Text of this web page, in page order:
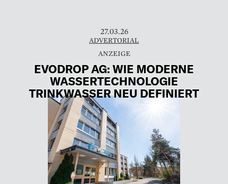
27.03.26
ADVERTORIAL
EVODROP AG: WIE MODERNE
WASSERTECHNOLOGIE
TRINKWASSER NEU DEFINIERT